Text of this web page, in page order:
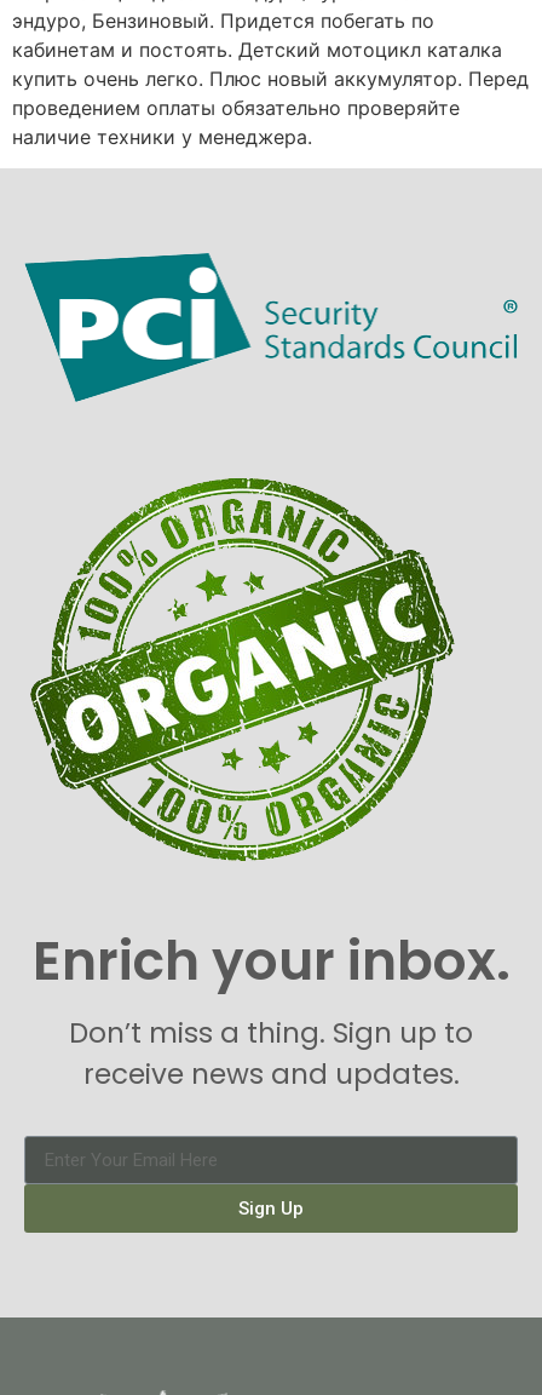
эндуро, Бензиновый. Придется побегать по
кабинетам и постоять. Детский мотоцикл каталка
купить очень легко. Плюс новый аккумулятор. Перед
проведением оплаты обязательно проверяйте
наличие техники у менеджера.
Enrich your inbox.
Don’t miss a thing. Sign up to
receive news and updates.
Sign Up